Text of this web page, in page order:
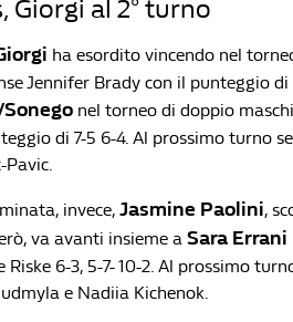
Giorgi al 2° turno
ha esordito vincendo nel
Jennifer Brady con il punteggio di
nel torneo di doppio
di 7-5 6-4. Al prossimo turno
Pavic.
invece, Jasmine Paolini,
va avanti insieme a Sara Errani
Riske 6-3, 5-7- 10-2. Al prossimo
e Nadiia Kichenok.